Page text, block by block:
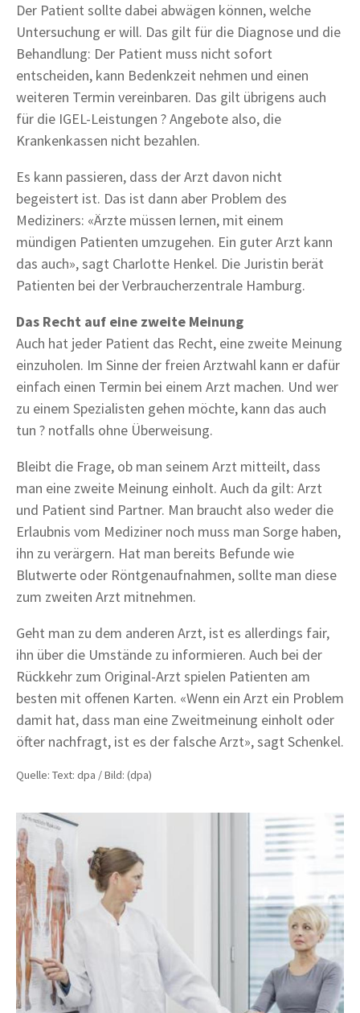
Der Patient sollte dabei abwägen können, welche
Untersuchung er will. Das gilt für die Diagnose und die
Behandlung: Der Patient muss nicht sofort
entscheiden, kann Bedenkzeit nehmen und einen
weiteren Termin vereinbaren. Das gilt übrigens auch
für die IGEL-Leistungen ? Angebote also, die
Krankenkassen nicht bezahlen.
Es kann passieren, dass der Arzt davon nicht
begeistert ist. Das ist dann aber Problem des
Mediziners: «Ärzte müssen lernen, mit einem
mündigen Patienten umzugehen. Ein guter Arzt kann
das auch», sagt Charlotte Henkel. Die Juristin berät
Patienten bei der Verbraucherzentrale Hamburg.
Das Recht auf eine zweite Meinung
Auch hat jeder Patient das Recht, eine zweite Meinung
einzuholen. Im Sinne der freien Arztwahl kann er dafür
einfach einen Termin bei einem Arzt machen. Und wer
zu einem Spezialisten gehen möchte, kann das auch
tun ? notfalls ohne Überweisung.
Bleibt die Frage, ob man seinem Arzt mitteilt, dass
man eine zweite Meinung einholt. Auch da gilt: Arzt
und Patient sind Partner. Man braucht also weder die
Erlaubnis vom Mediziner noch muss man Sorge haben,
ihn zu verärgern. Hat man bereits Befunde wie
Blutwerte oder Röntgenaufnahmen, sollte man diese
zum zweiten Arzt mitnehmen.
Geht man zu dem anderen Arzt, ist es allerdings fair,
ihn über die Umstände zu informieren. Auch bei der
Rückkehr zum Original-Arzt spielen Patienten am
besten mit offenen Karten. «Wenn ein Arzt ein Problem
damit hat, dass man eine Zweitmeinung einholt oder
öfter nachfragt, ist es der falsche Arzt», sagt Schenkel.
Quelle: Text: dpa / Bild: (dpa)